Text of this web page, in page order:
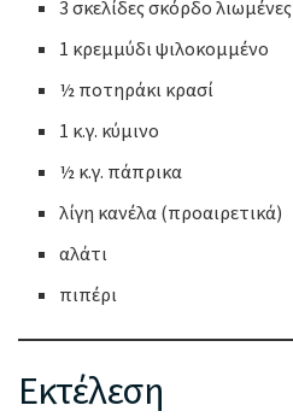
3 σκελίδες σκόρδο λιωμένες
1 κρεμμύδι ψιλοκομμένο
½ ποτηράκι κρασί
1 κ.γ. κύμινο
½ κ.γ. πάπρικα
λίγη κανέλα (προαιρετικά)
αλάτι
πιπέρι
Εκτέλεση